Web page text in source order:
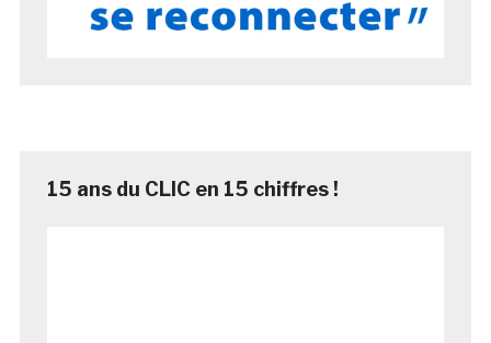
15 ans du CLIC en 15 chiffres !